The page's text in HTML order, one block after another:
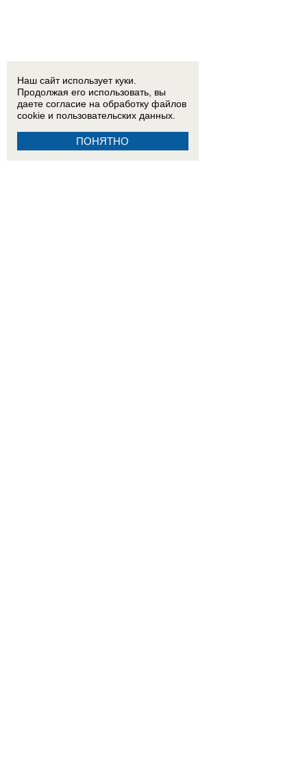
Наш сайт использует куки.
Продолжая его использовать, вы
даете согласие на обработку файлов
cookie и пользовательских данных.
ПОНЯТНО